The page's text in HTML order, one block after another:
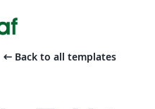
arrow_left_alt Back to all templates